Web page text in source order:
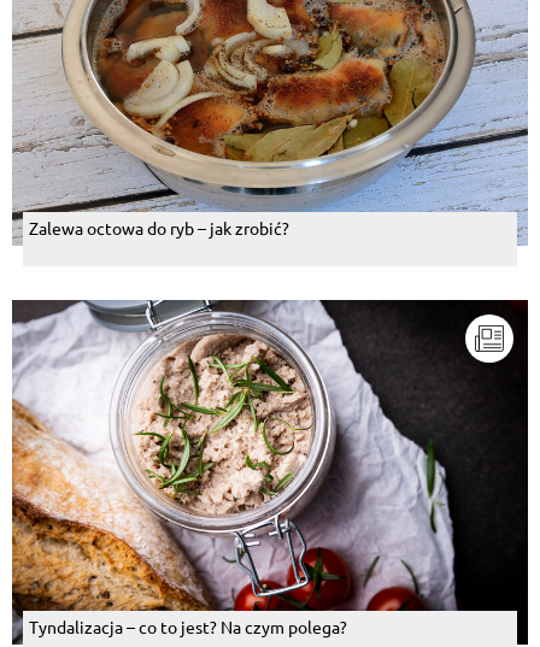
Zalewa octowa do ryb – jak zrobić?
Tyndalizacja – co to jest? Na czym polega?